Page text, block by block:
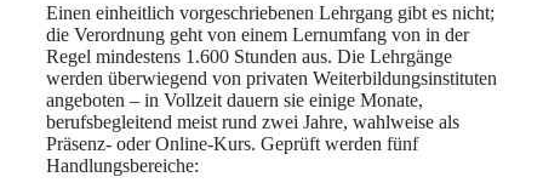
Einen einheitlich vorgeschriebenen Lehrgang gibt es nicht;
die Verordnung geht von einem Lernumfang von in der
Regel mindestens 1.600 Stunden aus. Die Lehrgänge
werden überwiegend von privaten Weiterbildungsinstituten
angeboten – in Vollzeit dauern sie einige Monate,
berufsbegleitend meist rund zwei Jahre, wahlweise als
Präsenz- oder Online-Kurs. Geprüft werden fünf
Handlungsbereiche: